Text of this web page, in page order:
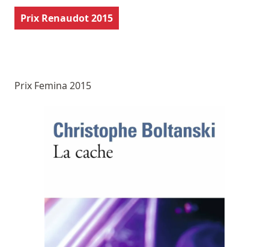
Prix Renaudot 2015
Prix Femina 2015